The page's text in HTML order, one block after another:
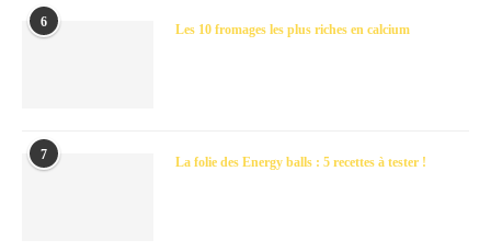
6 Les 10 fromages les plus riches en calcium
7 La folie des Energy balls : 5 recettes à tester !